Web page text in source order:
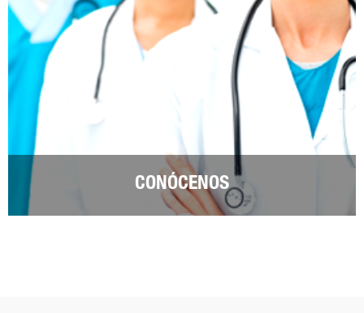
CONÓCENOS